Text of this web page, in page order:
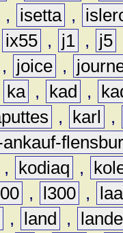
, isetta ,
ix55 , j1 , j5
, joice ,
ka , kad ,
, karl
,
, kodiaq ,
, l300 ,
, land ,